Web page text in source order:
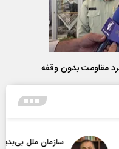
مقاومت بدون وقفه
نیست